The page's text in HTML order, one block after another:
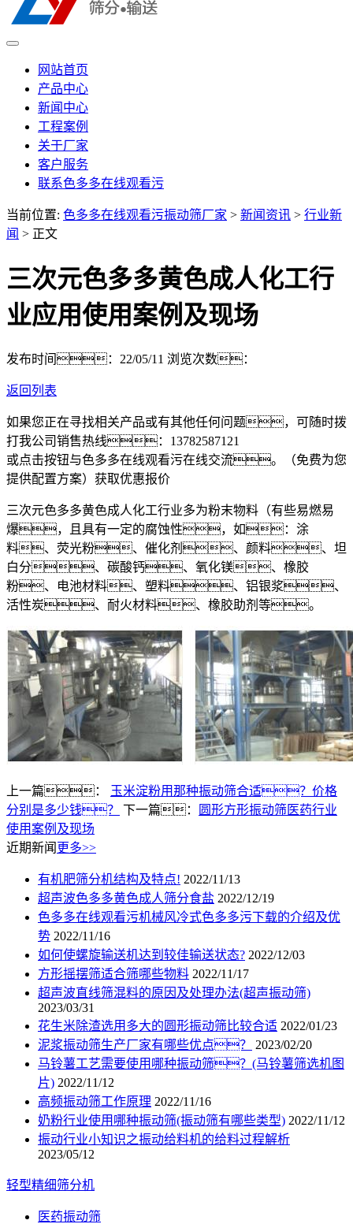
网站首页
产品中心
新闻中心
工程案例
关于厂家
客户服务
联系色多多在线观看污
当前位置: 色多多在线观看污振动筛厂家 > 新闻资讯 > 行业新
闻 > 正文
三次元色多多黄色成人化工行
业应用使用案例及现场
发布时间：22/05/11 浏览次数：
返回列表
如果您正在寻找相关产品或有其他任何问题，可随时拨
打我公司销售热线： 13782587121
或点击按钮与色多多在线观看污在线交流。（免费为您
提供配置方案） 获取优惠报价
三次元色多多黄色成人化工行业多为粉末物料（有些易燃易
爆，且具有一定的腐蚀性，如：涂
料、荧光粉、催化剂、颜料、坦
白分、碳酸钙、氧化镁、橡胶
粉、电池材料、塑料、铝银浆、
活性炭、耐火材料、橡胶助剂等。
上一篇：
玉米淀粉用那种振动筛合适？价格
分别是多少钱？
下一篇：
圆形方形振动筛医药行业
使用案例及现场
近期新闻 更多>>
有机肥筛分机结构及特点! 2022/11/13
超声波色多多黄色成人筛分食盐 2022/12/19
色多多在线观看污机械风冷式色多多污下载的介绍及优
势 2022/11/16
如何使螺旋输送机达到较佳输送状态? 2022/12/03
方形摇摆筛适合筛哪些物料 2022/11/17
超声波直线筛混料的原因及处理办法(超声振动筛)
2023/03/31
花生米除渣选用多大的圆形振动筛比较合适 2022/01/23
泥浆振动筛生产厂家有哪些优点？
2023/02/20
马铃薯工艺需要使用哪种振动筛？(马铃薯筛选机图
片) 2022/11/12
高频振动筛工作原理 2022/11/16
奶粉行业使用哪种振动筛(振动筛有哪些类型) 2022/11/12
振动行业小知识之振动给料机的给料过程解析
2023/05/12
轻型精细筛分机
医药振动筛